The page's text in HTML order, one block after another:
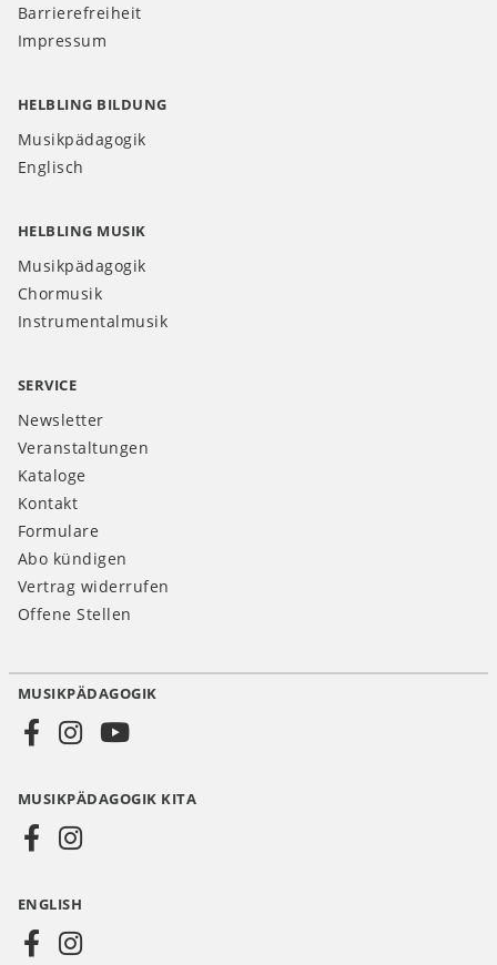
Barrierefreiheit
Impressum
HELBLING BILDUNG
Musikpädagogik
Englisch
HELBLING MUSIK
Musikpädagogik
Chormusik
Instrumentalmusik
SERVICE
Newsletter
Veranstaltungen
Kataloge
Kontakt
Formulare
Abo kündigen
Vertrag widerrufen
Offene Stellen
Social
Media
DE
MUSIKPÄDAGOGIK
MUSIKPÄDAGOGIK KITA
ENGLISH